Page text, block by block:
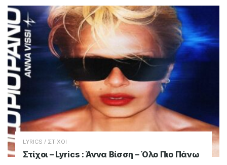
Tags: Lyrics stichoi
Δεν Είναι Σπίτι Σου
Διονύσης Σχοινάς
Στίχοι